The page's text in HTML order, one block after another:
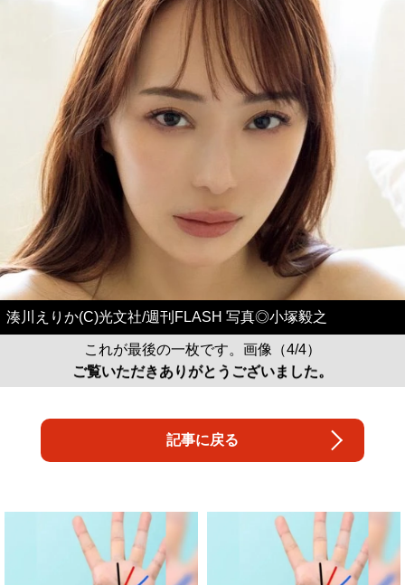
湊川えりか(C)光文社/週刊FLASH 写真◎小塚毅之
これが最後の一枚です。画像（4/4）
ご覧いただきありがとうございました。
記事に戻る